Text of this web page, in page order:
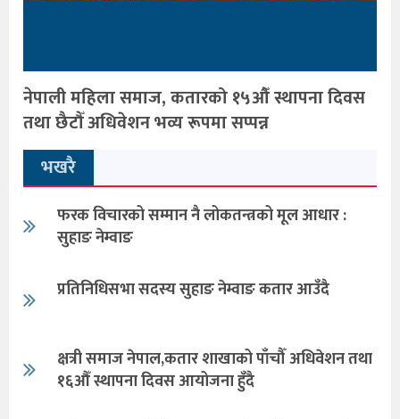
नेपाली महिला समाज, कतारको १५औँ स्थापना दिवस
तथा छैटौँ अधिवेशन भव्य रूपमा सप्पन्न
भखरै
फरक विचारको सम्मान नै लोकतन्त्रको मूल आधार :
सुहाङ नेम्वाङ
प्रतिनिधिसभा सदस्य सुहाङ नेम्वाङ कतार आउँदै
क्षत्री समाज नेपाल,कतार शाखाको पाँचौँ अधिवेशन तथा
१६औँ स्थापना दिवस आयोजना हुँदै